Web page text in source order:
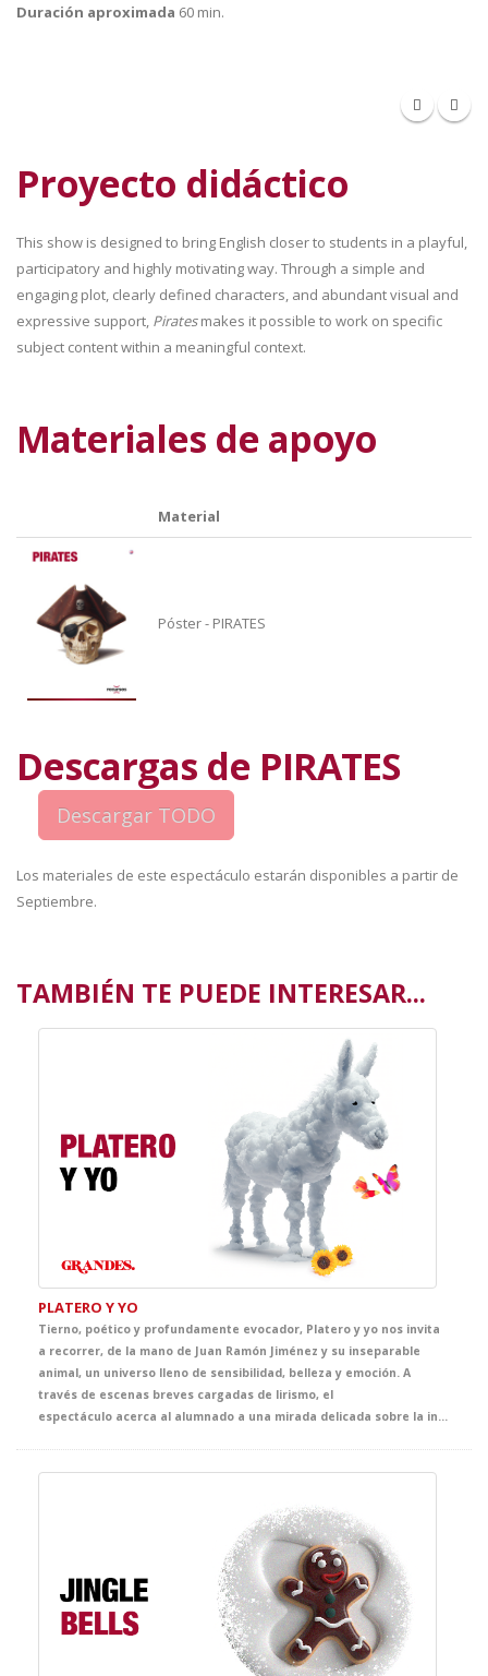
Duración aproximada 60 min.
Proyecto didáctico
This show is designed to bring English closer to students in a playful,
participatory and highly motivating way. Through a simple and
engaging plot, clearly defined characters, and abundant visual and
expressive support, Piratesmakes it possible to work on specific
subject content within a meaningful context.
Materiales de apoyo
Material
Póster - PIRATES
Descargas de PIRATES
Los materiales de este espectáculo estarán disponibles a partir de
Septiembre.
TAMBIÉN TE PUEDE INTERESAR...
PLATERO Y YO
Tierno, poético y profundamente evocador, Platero y yo nos invita
a recorrer, de la mano de Juan Ramón Jiménez y su inseparable
animal, un universo lleno de sensibilidad, belleza y emoción. A
través de escenas breves cargadas de lirismo, el